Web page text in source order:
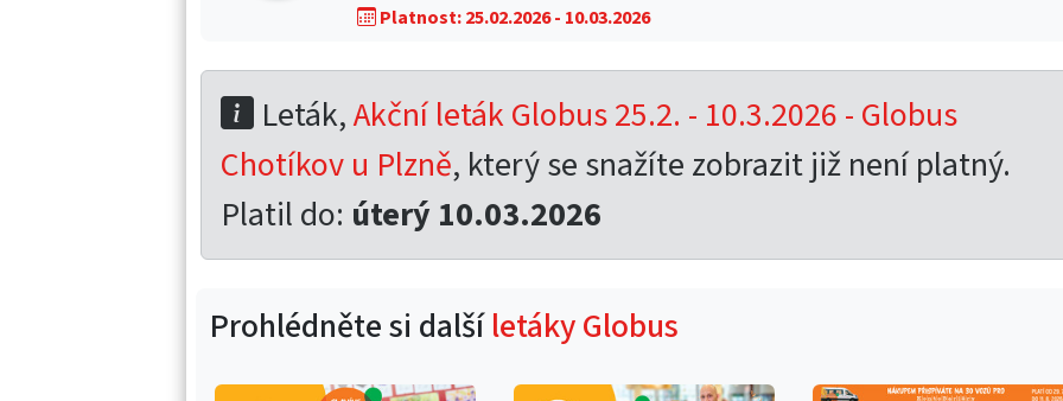
Platnost: 25.02.2026 - 10.03.2026
Leták,Akční leták Globus 25.2. - 10.3.2026 - Globus
Chotíkov u Plzně, který se snažíte zobrazit již není platný.
Platil do: úterý 10.03.2026
Prohlédněte si dalšíletáky Globus